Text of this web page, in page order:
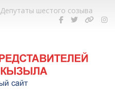
Депутаты шестого созыва